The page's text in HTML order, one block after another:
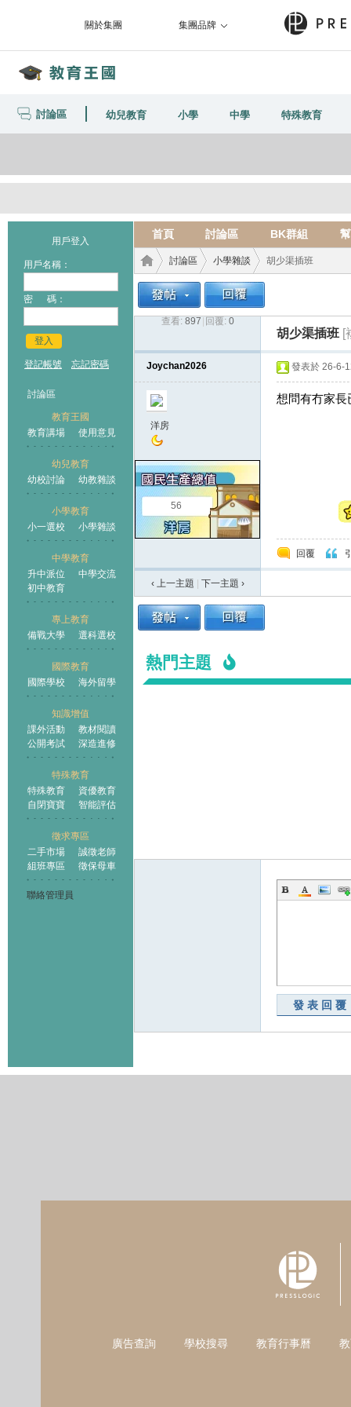
關於集團 集團品牌
討論區 幼兒教育 小學 中學 特殊教育
用戶登入
用戶名稱：
密 碼：
登入
登記帳號 忘記密碼
討論區
教育王國
教育講場
使用意見
幼兒教育
幼校討論
幼教雜談
小學教育
小一選校
小學雜談
中學教育
升中派位
中學交流
初中教育
專上教育
備戰大學
選科選校
國際教育
國際學校
海外留學
知識增值
課外活動
教材閱讀
公開考試
深造進修
特殊教育
特殊教育
資優教育
自閉寶寶
智能評估
徵求專區
二手市場
誠徵老師
組班專區
徵保母車
聯絡管理員
首頁 討論區 BK群組
王國
討論區
›
小學雜談 胡少渠插班
查看: 897 回覆: 0
胡少渠插班 [
Joychan2026
洋房
56
發表於 26-6-
想問有冇家長
回覆
‹ 上一主題 下一主題 ›
熱門主題
發表回覆
廣告查詢 學校搜尋 教育行事曆